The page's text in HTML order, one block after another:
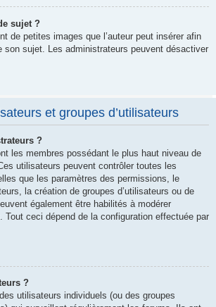
sujet ?
de petites images que l’auteur peut insérer afin
son sujet. Les administrateurs peuvent désactiver
et groupes d’utilisateurs
?
les membres possédant le plus haut niveau de
utilisateurs peuvent contrôler toutes les
que les paramètres des permissions, le
la création de groupes d’utilisateurs ou de
également être habilités à modérer
Tout ceci dépend de la configuration effectuée par
?
utilisateurs individuels (ou des groupes